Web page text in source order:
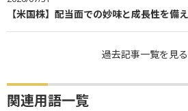
【米国株】配当面での妙味と成長性を備
過去記事一覧を見る
関連用語一覧